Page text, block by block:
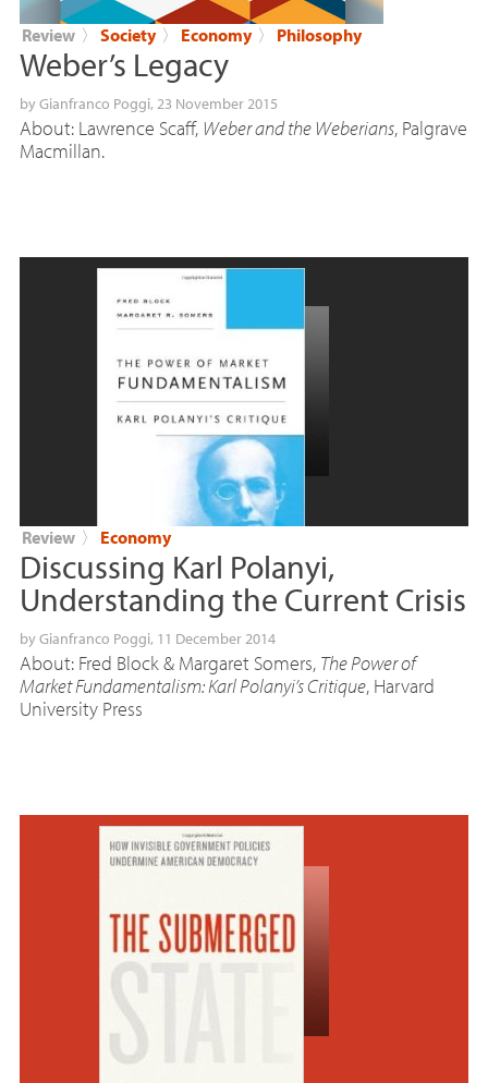
Review 〉 Society 〉 Economy 〉 Philosophy
Weber’s Legacy
byGianfranco Poggi, 23 November 2015
About: Lawrence Scaff, Weber and the Weberians, Palgrave
Macmillan.
Review 〉 Economy
Discussing Karl Polanyi,
Understanding the Current Crisis
byGianfranco Poggi, 11 December 2014
About: Fred Block & Margaret Somers, The Power of
Market Fundamentalism: Karl Polanyi’s Critique, Harvard
University Press